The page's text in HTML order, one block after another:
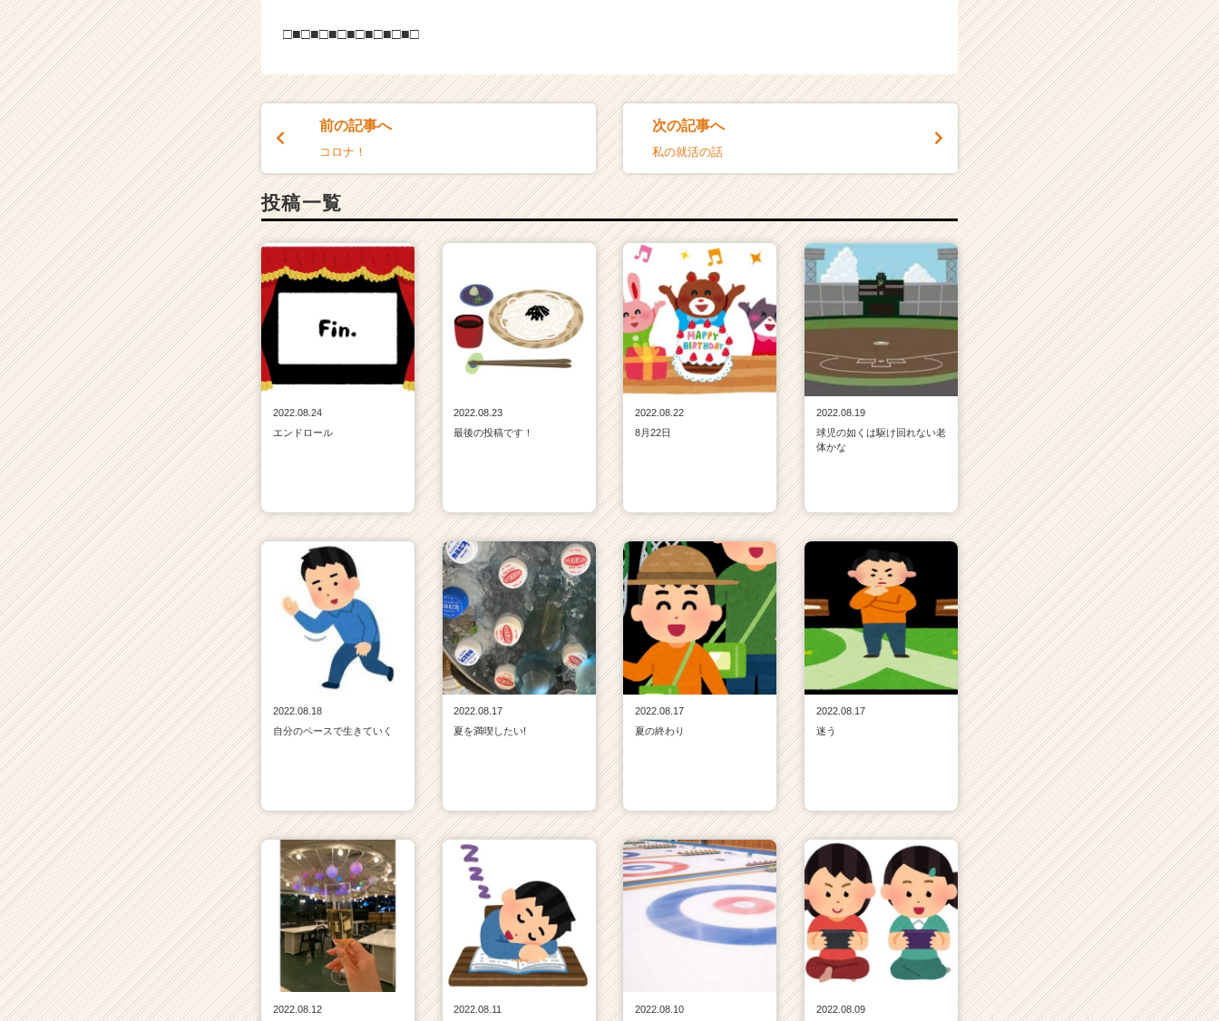
□■□■□■□■□■□■□■□
前の記事へ
コロナ！
次の記事へ
私の就活の話
投稿一覧
2022.08.24
エンドロール
2022.08.23
最後の投稿です！
2022.08.22
8月22日
2022.08.19
球児の如くは駆け回れない老
体かな
2022.08.18
自分のペースで生きていく
2022.08.17
夏を満喫したい!
2022.08.17
夏の終わり
2022.08.17
迷う
2022.08.12
2022.08.11
2022.08.10
2022.08.09